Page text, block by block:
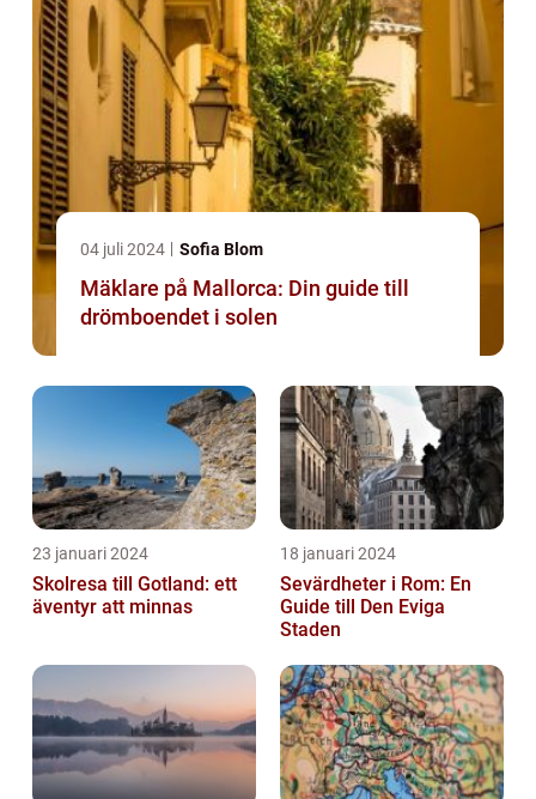
04 juli 2024 Sofia Blom
Mäklare på Mallorca: Din guide till
drömboendet i solen
23 januari 2024
Skolresa till Gotland: ett
äventyr att minnas
18 januari 2024
Sevärdheter i Rom: En
Guide till Den Eviga
Staden